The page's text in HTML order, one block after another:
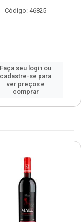
Código: 46825
Faça seu login ou
cadastre-se para
ver preços e
comprar